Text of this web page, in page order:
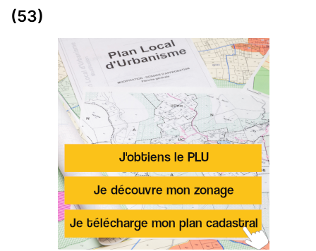
(53)